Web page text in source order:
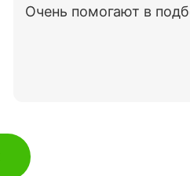
Очень помогают в